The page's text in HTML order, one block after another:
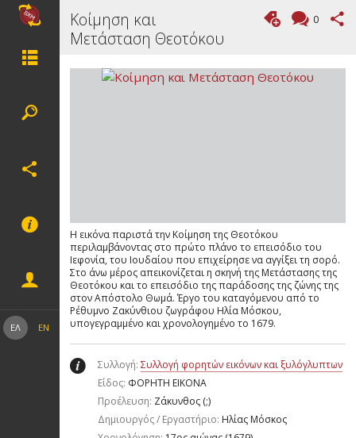
ΕΛ EN
Κοίμηση και
Μετάσταση Θεοτόκου
0
Η εικόνα παριστά την Κοίμηση της Θεοτόκου
περιλαμβάνοντας στο πρώτο πλάνο το επεισόδιο του
Ιεφονία, του Ιουδαίου που επιχείρησε να αγγίξει τη σορό.
Στο άνω μέρος απεικονίζεται η σκηνή της Μετάστασης της
Θεοτόκου και το επεισόδιο της παράδοσης της ζώνης της
στον Απόστολο Θωμά. Έργο του καταγόμενου από το
Ρέθυμνο Ζακύνθιου ζωγράφου Ηλία Μόσκου,
υπογεγραμμένο και χρονολογημένο το 1679.
Συλλογή: Συλλογή φορητών εικόνων και ξυλόγλυπτων
Είδος: ΦΟΡΗΤΗ ΕΙΚΟΝΑ
Προέλευση: Ζάκυνθος (;)
Δημιουργός / Εργαστήριο: Ηλίας Μόσκος